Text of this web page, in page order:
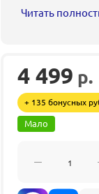
Читать
4 499 р.
+ 135 бонусных
Мало